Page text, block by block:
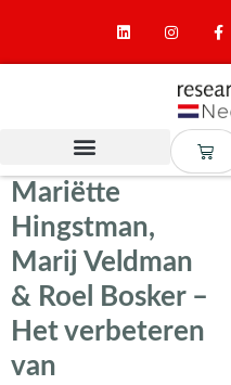
Mariëtte
Hingstman,
Marij Veldman
& Roel Bosker –
Het verbeteren
van